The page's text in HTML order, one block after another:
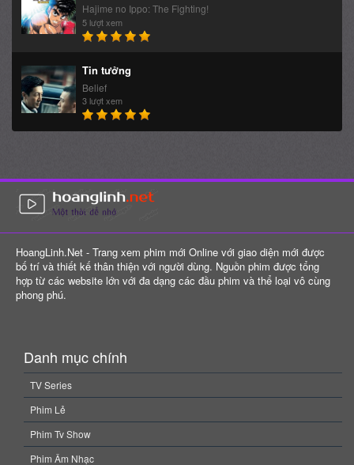
Hajime no Ippo: The Fighting!
5 lượt xem
Tin tưởng
Belief
3 lượt xem
HoangLinh.Net - Trang xem phim mới Online với giao diện mới được
bố trí và thiết kế thân thiện với người dùng. Nguồn phim được tổng
hợp từ các website lớn với đa dạng các đầu phim và thể loại vô cùng
phong phú.
Danh mục chính
TV Series
Phim Lẻ
Phim Tv Show
Phim Âm Nhạc